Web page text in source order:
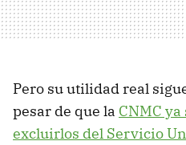
Pero su utilidad real
pesar de que la CNMC
excluirlos del Servicio